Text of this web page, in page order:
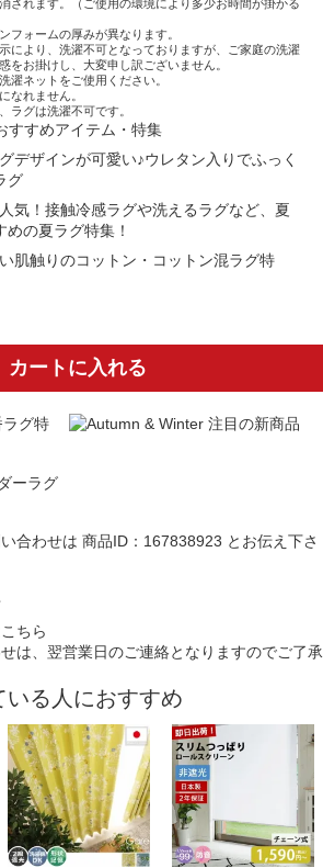
されます。（ご使用の環境により多少お時間が掛かる
フォームの厚みが異なります。
により、洗濯不可となっておりますが、ご家庭の洗濯
をお掛けし、大変申し訳ございません。
濯ネットをご使用ください。
なれません。
ラグは洗濯不可です。
すすめアイテム・特集
デザインが可愛い♪ウレタン入りでふっく
グ
気！接触冷感ラグや洗えるラグなど、夏
の夏ラグ特集！
肌触りのコットン・コットン混ラグ特
カートに入れる
合わせは 商品ID：167838923 とお伝え下さ
ちら
は、翌営業日のご連絡となりますのでご了承
いる人におすすめ